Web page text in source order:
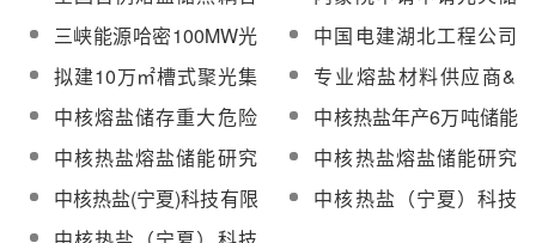
日”
框架协议招标
百万机组、四机联调汽
水电控调频调峰示范项
目投产
耦合互补调峰系统专利
三峡能源哈密100MW光
热项目液态太阳盐中标
结果公告
中国电建湖北工程公司
青海青豫、共和、德令
哈光热发电项目高温熔
盐管采购
拟建10万㎡槽式聚光集
热系统！中核汇能金塔
县160万千瓦清洁能源
保障项目稳步推进！
专业熔盐材料供应商&
化盐服务商奥博储能加
入CSPPLAZA会员单位
中核熔盐储存重大危险
源评估采购项目结果公
告
中核热盐年产6万吨储能
熔盐新材料项目计划3月
试生产
中核热盐熔盐储能研究
中心初步设计服务（第
二次）采购中标候选人
中核热盐熔盐储能研究
中心初步设计服务（第
二次）采购中标结果公
中核热盐(宁夏)科技有限
公司熔盐储能研究中心
中核热盐（宁夏）科技